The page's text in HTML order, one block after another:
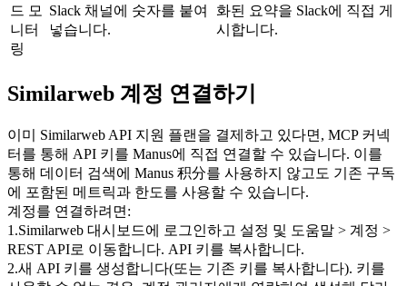
드 모
니터
링
Slack 채널에 숫자를 붙여
넣습니다.
화된 요약을 Slack에 직접 게
시합니다.
Similarweb 계정 연결하기
이미 Similarweb API 지원 플랜을 결제하고 있다면, MCP 커넥
터를 통해 API 키를 Manus에 직접 연결할 수 있습니다. 이를
통해 데이터 검색에 Manus 积分를 사용하지 않고도 기존 구독
에 포함된 메트릭과 한도를 사용할 수 있습니다.
계정를 연결하려면:
1 .Similarweb 대시보드에 로그인하고 설정 및 도움말 > 계정 >
REST API로 이동합니다. API 키를 복사합니다.
2.새 API 키를 생성합니다(또는 기존 키를 복사합니다). 키를